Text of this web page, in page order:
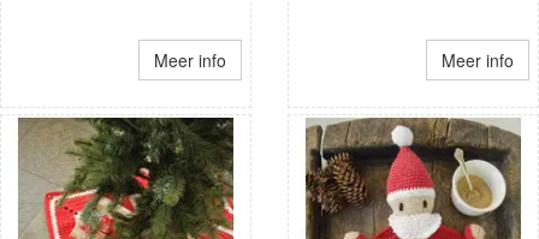
Meer info Meer info